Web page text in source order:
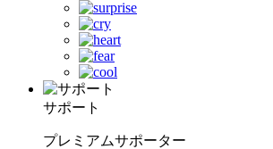
サポート
プレミアムサポーター